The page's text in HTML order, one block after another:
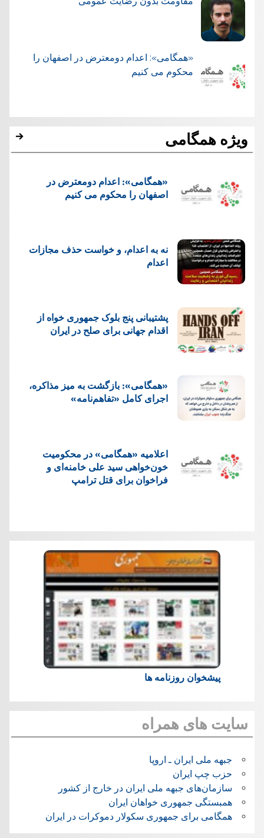
«همگامی»: اعدام دومعترض در اصفهان را
محکوم می کنیم
ویژه همگامی
«همگامی»: اعدام دومعترض در
اصفهان را محکوم می کنیم
نه به اعدام، و خواست حذف مجازات
اعدام
پشتيبانی پنج بلوک جمهوری خواه از
اقدام جهانی برای صلح در ایران
«همگامی»: بازگشت به میز مذاکره،
اجرای کامل «تفاهم‌نامه»
اعلامیه «همگامی» در محکومیت
خون‌خواهی سید علی خامنه‌ای و
فراخوان برای قتل ترامپ
پیشخوان روزنامه ها
سایت های همراه
جبهه ملی ایران ـ اروپا
حزب چپ ایران
سازمان‌های جبهه ملی ایران در خارج از کشور
همبستگی جمهوری خواهان ایران
همگامی برای جمهوری سکولار دموکرات در ایران